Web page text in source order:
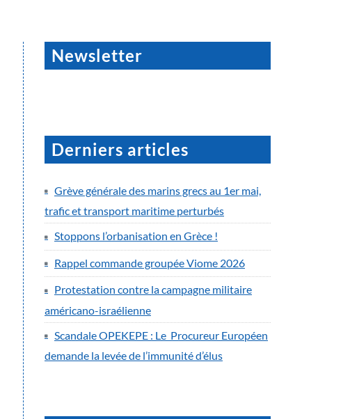
Newsletter
Derniers articles
Grève générale des marins grecs au 1er mai,
trafic et transport maritime perturbés
Stoppons l’orbanisation en Grèce !
Rappel commande groupée Viome 2026
Protestation contre la campagne militaire
américano-israélienne
Scandale OPEKEPE : Le Procureur Européen
demande la levée de l’immunité d’élus